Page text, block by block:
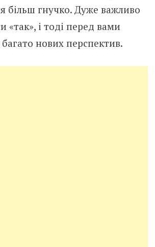
більш гнучко. Дуже важливо
«так», і тоді перед вами
багато нових перспектив.